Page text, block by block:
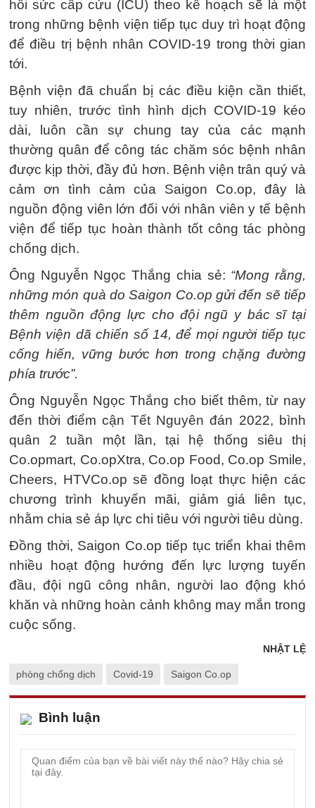
hồi sức cấp cứu (ICU) theo kế hoạch sẽ là một
trong những bệnh viện tiếp tục duy trì hoạt động
để điều trị bệnh nhân COVID-19 trong thời gian
tới.
Bệnh viện đã chuẩn bị các điều kiện cần thiết,
tuy nhiên, trước tình hình dịch COVID-19 kéo
dài, luôn cần sự chung tay của các mạnh
thường quân để công tác chăm sóc bệnh nhân
được kịp thời, đầy đủ hơn. Bệnh viện trân quý và
cảm ơn tình cảm của Saigon Co.op, đây là
nguồn động viên lớn đối với nhân viên y tế bệnh
viện để tiếp tục hoàn thành tốt công tác phòng
chống dịch.
Ông Nguyễn Ngọc Thắng chia sẻ: “Mong rằng,
những món quà do Saigon Co.op gửi đến sẽ tiếp
thêm nguồn động lực cho đội ngũ y bác sĩ tại
Bệnh viện dã chiến số 14, để mọi người tiếp tục
cống hiến, vững bước hơn trong chặng đường
phía trước”.
Ông Nguyễn Ngọc Thắng cho biết thêm, từ nay
đến thời điểm cận Tết Nguyên đán 2022, bình
quân 2 tuần một lần, tại hệ thống siêu thị
Co.opmart, Co.opXtra, Co.op Food, Co.op Smile,
Cheers, HTVCo.op sẽ đồng loạt thực hiện các
chương trình khuyến mãi, giảm giá liên tục,
nhằm chia sẻ áp lực chi tiêu với người tiêu dùng.
Đồng thời, Saigon Co.op tiếp tục triển khai thêm
nhiều hoạt động hướng đến lực lượng tuyến
đầu, đội ngũ công nhân, người lao động khó
khăn và những hoàn cảnh không may mắn trong
cuộc sống.
NHẬT LỆ
phòng chống dịch Covid-19 Saigon Co.op
Bình luận